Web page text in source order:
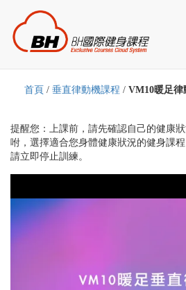
首頁 / 垂直律動機課程 / VM10暖足律
提醒您：上課前，請先確認自己的健康
咐，選擇適合您身體健康狀況的健身課
請立即停止訓練。